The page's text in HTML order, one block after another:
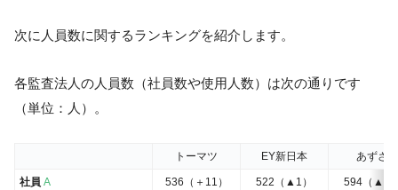
次に人員数に関するランキングを紹介します。
各監査法人の人員数（社員数や使用人数）は次の通りです
（単位：人）。
トーマツ EY新日本 あずさ
社員 A 536（＋11） 522（▲1） 594（▲1